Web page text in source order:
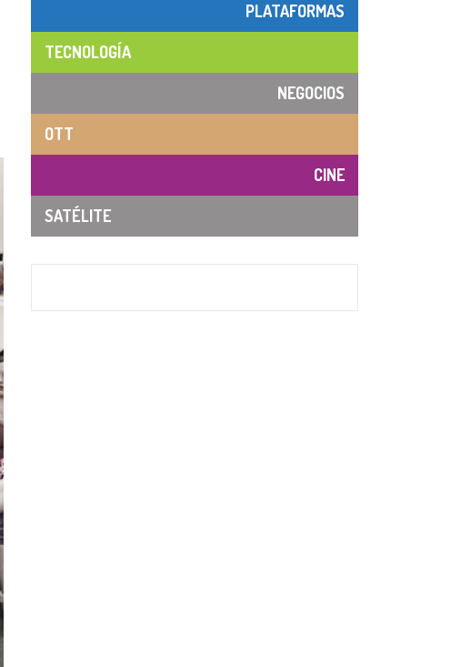
PLATAFORMAS
TECNOLOGÍA
NEGOCIOS
OTT
CINE
SATÉLITE